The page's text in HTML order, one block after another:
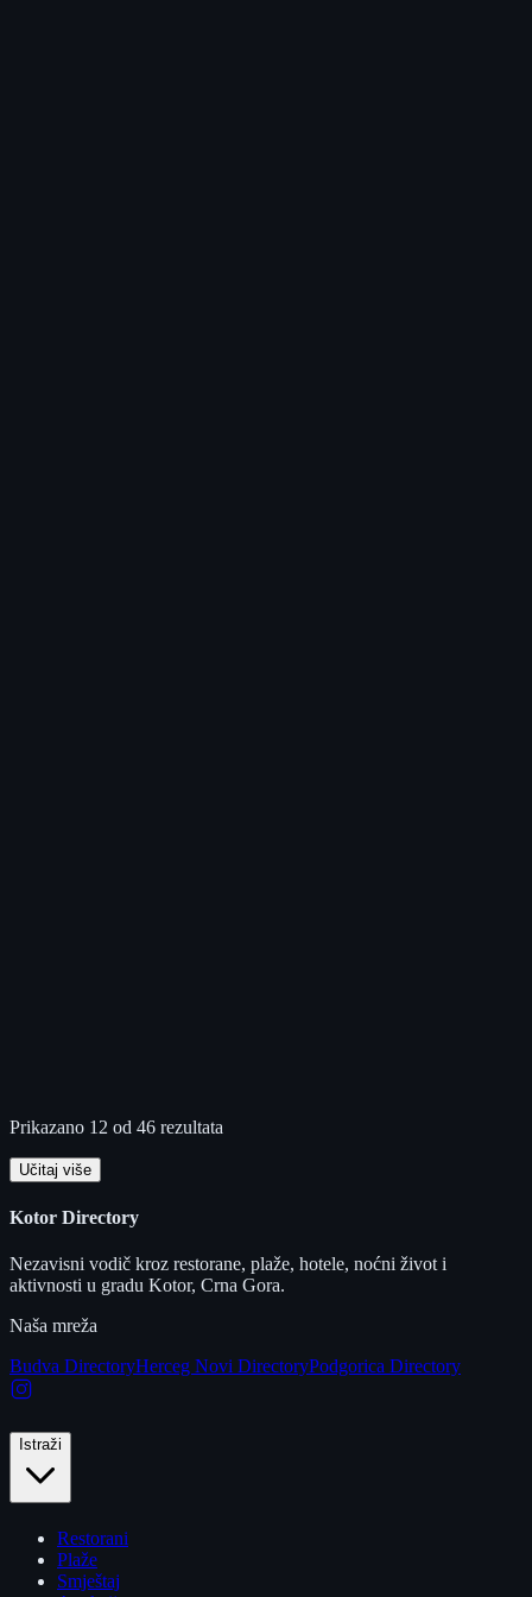
Prikazano 12 od 46 rezultata
Učitaj više
Kotor Directory
Nezavisni vodič kroz restorane, plaže, hotele, noćni život i
aktivnosti u gradu Kotor, Crna Gora.
Naša mreža
Budva DirectoryHerceg Novi DirectoryPodgorica Directory
Istraži
Restorani
Plaže
Smještaj